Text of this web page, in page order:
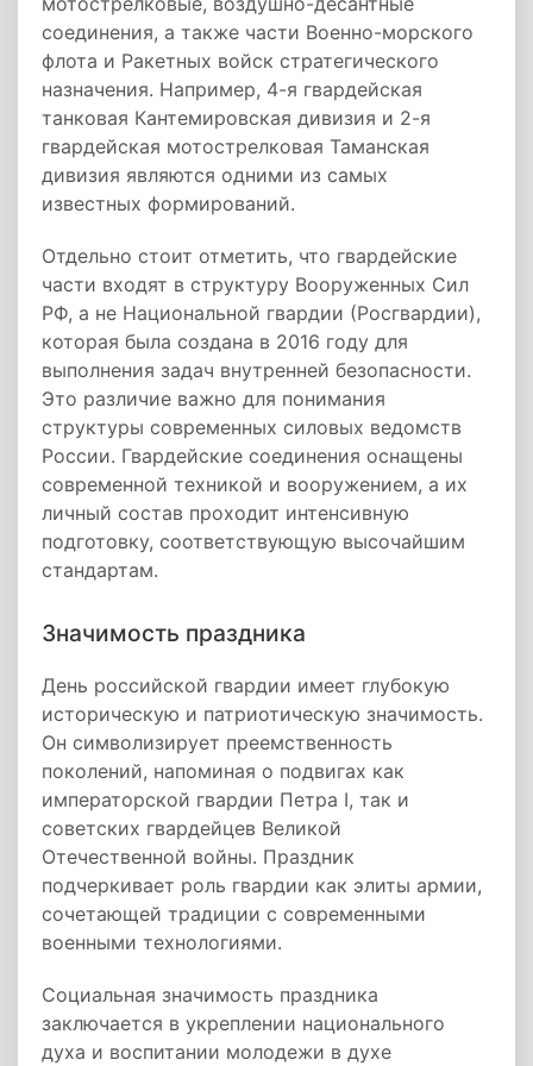
соединения, а также части Военно-морского
флота и Ракетных войск стратегического
назначения. Например, 4-я гвардейская
танковая Кантемировская дивизия и 2-я
гвардейская мотострелковая Таманская
дивизия являются одними из самых
известных формирований.
Отдельно стоит отметить, что гвардейские
части входят в структуру Вооруженных Сил
РФ, а не Национальной гвардии (Росгвардии),
которая была создана в 2016 году для
выполнения задач внутренней безопасности.
Это различие важно для понимания
структуры современных силовых ведомств
России. Гвардейские соединения оснащены
современной техникой и вооружением, а их
личный состав проходит интенсивную
подготовку, соответствующую высочайшим
стандартам.
Значимость праздника
День российской гвардии имеет глубокую
историческую и патриотическую значимость.
Он символизирует преемственность
поколений, напоминая о подвигах как
императорской гвардии Петра I, так и
советских гвардейцев Великой
Отечественной войны. Праздник
подчеркивает роль гвардии как элиты армии,
сочетающей традиции с современными
военными технологиями.
Социальная значимость праздника
заключается в укреплении национального
духа и воспитании молодежи в духе